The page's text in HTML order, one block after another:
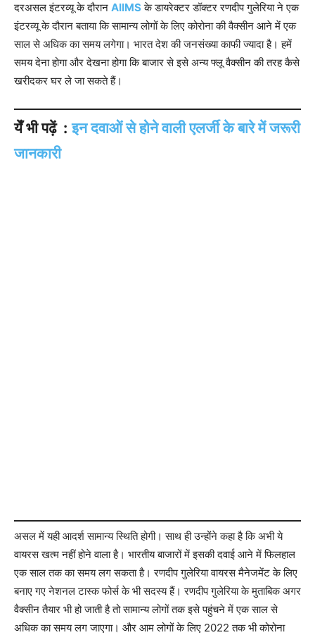
दरअसल इंटरव्यू के दौरान AIIMS के डायरेक्टर डॉक्टर रणदीप गुलेरिया ने एक
इंटरव्यू के दौरान बताया कि सामान्य लोगों के लिए कोरोना की वैक्सीन आने में एक
साल से अधिक का समय लगेगा। भारत देश की जनसंख्या काफी ज्यादा है। हमें
समय देना होगा और देखना होगा कि बाजार से इसे अन्य फ्लू वैक्सीन की तरह कैसे
खरीदकर घर ले जा सकते हैं।
येँ भी पढ़ें : इन दवाओं से होने वाली एलर्जी के बारे में जरूरी
जानकारी
असल में यही आदर्श सामान्य स्थिति होगी। साथ ही उन्होंने कहा है कि अभी ये
वायरस खत्म नहीं होने वाला है। भारतीय बाजारों में इसकी दवाई आने में फिलहाल
एक साल तक का समय लग सकता है। रणदीप गुलेरिया वायरस मैनेजमेंट के लिए
बनाए गए नेशनल टास्क फोर्स के भी सदस्य हैं। रणदीप गुलेरिया के मुताबिक अगर
वैक्सीन तैयार भी हो जाती है तो सामान्य लोगों तक इसे पहुंचने में एक साल से
अधिक का समय लग जाएगा। और आम लोगों के लिए 2022 तक भी कोरोना